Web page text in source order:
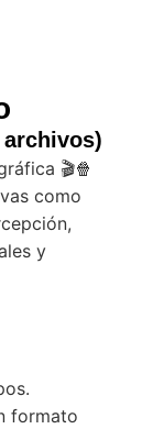
🎬🍿
como
y
formato